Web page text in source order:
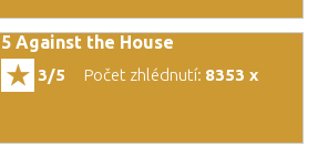
5 Against the House
3/5 Počet zhlédnutí: 8353 x